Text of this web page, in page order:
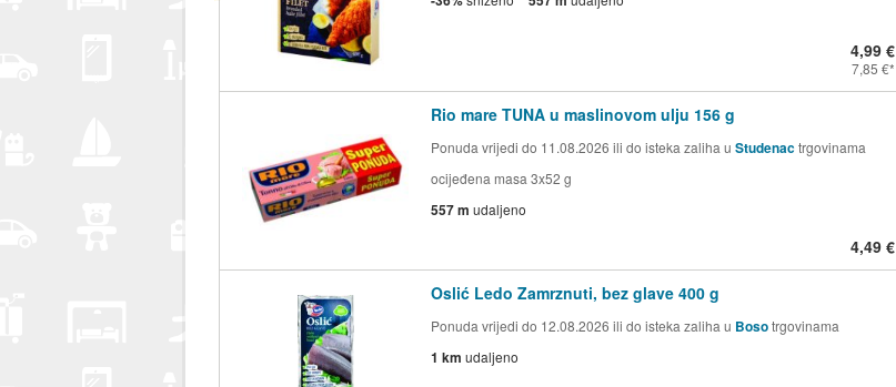
4,99 €
7,85 €
Rio mare TUNA u maslinovom ulju 156 g
Ponuda vrijedi do 11.08.2026 ili do isteka zaliha u Studenactrgovinama
ocijeđena masa 3x52 g
557 m udaljeno
4,49 €
Oslić Ledo Zamrznuti, bez glave 400 g
Ponuda vrijedi do 12.08.2026 ili do isteka zaliha u Bosotrgovinama
1 km udaljeno